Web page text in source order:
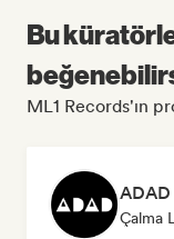
Bu
ML1 Records'ın
Çalma